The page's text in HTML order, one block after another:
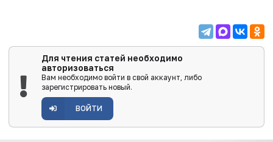
Для чтения статей необходимо
авторизоваться
Вам необходимо войти в свой аккаунт, либо
зарегистрировать новый.
ВОЙТИ